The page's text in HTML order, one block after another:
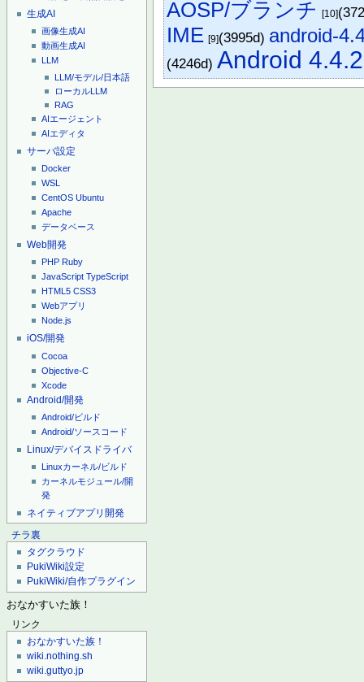
生成AI
画像生成AI
動画生成AI
LLM
LLM/モデル/日本語
ローカルLLM
RAG
AIエージェント
AIエディタ
サーバ設定
Docker
WSL
CentOS Ubuntu
Apache
データベース
Web開発
PHP Ruby
JavaScript TypeScript
HTML5 CSS3
Webアプリ
Node.js
iOS/開発
Cocoa
Objective-C
Xcode
Android/開発
Android/ビルド
Android/ソースコード
Linux/デバイスドライバ
Linuxカーネル/ビルド
カーネルモジュール/開
発
ネイティブアプリ開発
チラ裏
タグクラウド
PukiWiki設定
PukiWiki/自作プラグイン
おなかすいた族！
リンク
おなかすいた族！
wiki.nothing.sh
wiki.guttyo.jp
AOSP/ブランチ [10]
IME [9](3995d) android-
(4246d)Android 4.4.2